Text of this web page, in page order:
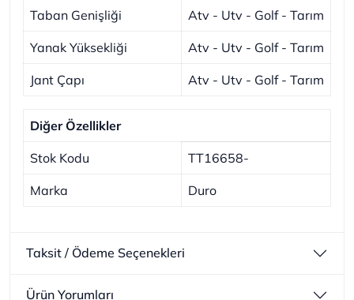
Taban Genişliği Atv - Utv - Golf - Tarım
Yanak Yüksekliği Atv - Utv - Golf - Tarım
Jant Çapı Atv - Utv - Golf - Tarım
Diğer Özellikler
Stok Kodu TT16658-
Marka Duro
Taksit / Ödeme Seçenekleri
Ürün Yorumları